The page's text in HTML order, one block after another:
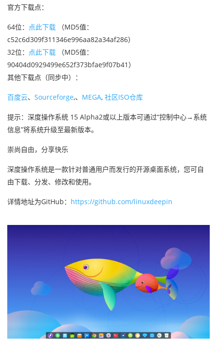
官方下载点：
64位： 点此下载 （MD5值：
c52c6d309f311346e996aa82a34af286）
32位： 点此下载 （MD5值：
90404d0929499e652f373bfae9f07b41）
其他下载点（同步中）：
百度云、 Sourceforge,、 MEGA, 社区ISO仓库
提示：深度操作系统 15 Alpha2或以上版本可通过“控制中心→系统
信息”将系统升级至最新版本。
崇尚自由，分享快乐
深度操作系统是一款针对普通用户而发行的开源桌面系统，您可自
由下载、分发、修改和使用。
详情地址为GitHub： https://github.com/linuxdeepin